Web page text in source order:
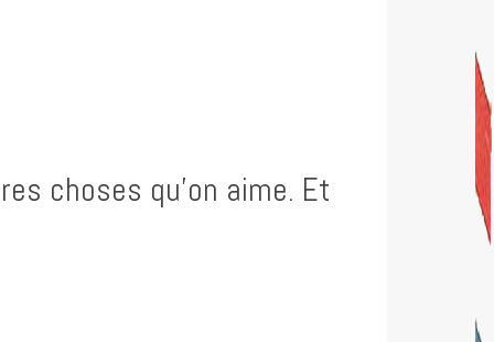
choses qu’on aime. Et